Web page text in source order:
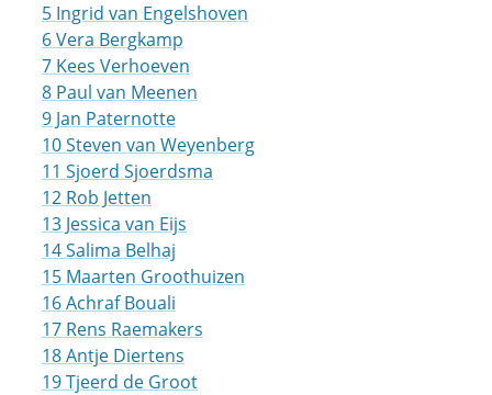
5 Ingrid van Engelshoven
6 Vera Bergkamp
7 Kees Verhoeven
8 Paul van Meenen
9 Jan Paternotte
10 Steven van Weyenberg
11 Sjoerd Sjoerdsma
12 Rob Jetten
13 Jessica van Eijs
14 Salima Belhaj
15 Maarten Groothuizen
16 Achraf Bouali
17 Rens Raemakers
18 Antje Diertens
19 Tjeerd de Groot